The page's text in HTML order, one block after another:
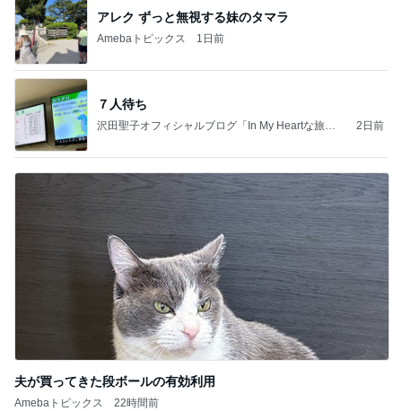
アレク ずっと無視する妹のタマラ
Amebaトピックス 1日前
７人待ち
沢田聖子オフィシャルブログ「In My Heartな旅日
2日前
夫が買ってきた段ボールの有効利用
Amebaトピックス 22時間前